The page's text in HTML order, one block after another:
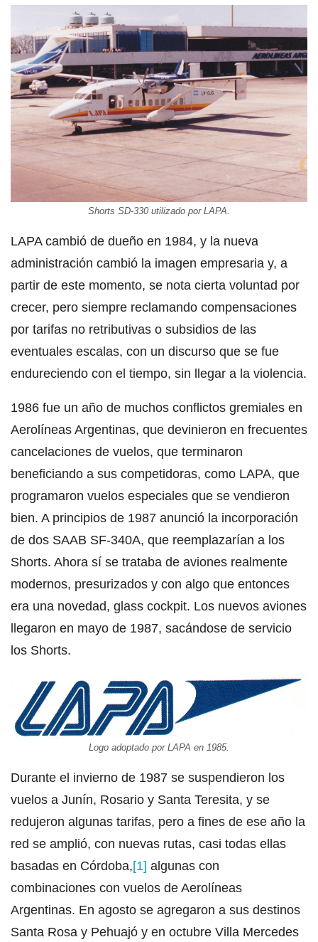
Shorts SD-330 utilizado por LAPA.
LAPA cambió de dueño en 1984, y la nueva
administración cambió la imagen empresaria y, a
partir de este momento, se nota cierta voluntad por
crecer, pero siempre reclamando compensaciones
por tarifas no retributivas o subsidios de las
eventuales escalas, con un discurso que se fue
endureciendo con el tiempo, sin llegar a la violencia.
1986 fue un año de muchos conflictos gremiales en
Aerolíneas Argentinas, que devinieron en frecuentes
cancelaciones de vuelos, que terminaron
beneficiando a sus competidoras, como LAPA, que
programaron vuelos especiales que se vendieron
bien. A principios de 1987 anunció la incorporación
de dos SAAB SF-340A, que reemplazarían a los
Shorts. Ahora sí se trataba de aviones realmente
modernos, presurizados y con algo que entonces
era una novedad, glass cockpit. Los nuevos aviones
llegaron en mayo de 1987, sacándose de servicio
los Shorts.
Logo adoptado por LAPA en 1985.
Durante el invierno de 1987 se suspendieron los
vuelos a Junín, Rosario y Santa Teresita, y se
redujeron algunas tarifas, pero a fines de ese año la
red se amplió, con nuevas rutas, casi todas ellas
basadas en Córdoba,[1] algunas con
combinaciones con vuelos de Aerolíneas
Argentinas. En agosto se agregaron a sus destinos
Santa Rosa y Pehuajó y en octubre Villa Mercedes